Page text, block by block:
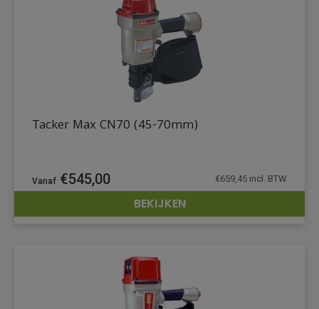
DETAILS
Tacker Max CN70 (45-70mm)
€545,00 €659,45 incl. BTW
BEKIJKEN